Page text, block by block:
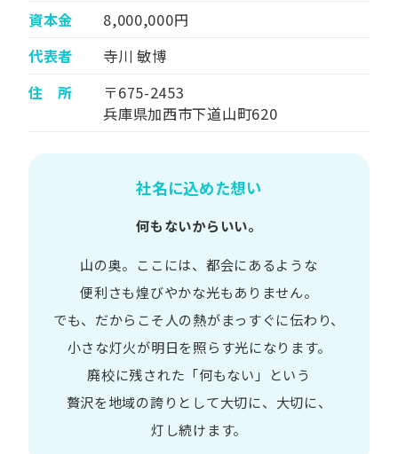
資本金
8,000,000円
代表者
寺川 敏博
住 所
〒675-2453
兵庫県加西市下道山町620
社名に込めた想い
何もないからいい。
山の​奥。​ここには、​都会に​あるような​
便利さも煌びやかな​光も​ありません。​
でも、​だから​こそ 人の​熱が​まっすぐに​伝わり、
小さな​灯火が​明日を​照らす光に​なります。
廃校に​残された​「何も​ない」と​いう​
贅沢を地域の​誇りと​して大切に、​大切に、​
灯し続けます。​